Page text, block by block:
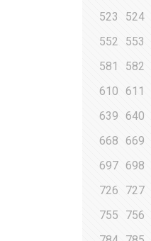
523
524
552
553
581
582
610
611
639
640
668
669
697 698
726
727
755
756